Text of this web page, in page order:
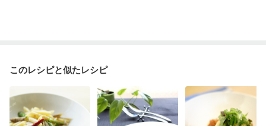
このレシピと似たレシピ